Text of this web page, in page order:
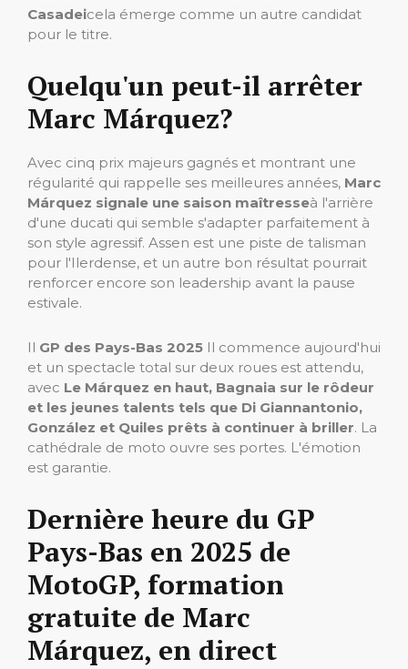
Casadeicela émerge comme un autre candidat
pour le titre.
Quelqu'un peut-il arrêter
Marc Márquez?
Avec cinq prix majeurs gagnés et montrant une
régularité qui rappelle ses meilleures années, Marc
Márquez signale une saison maîtresseà l'arrière
d'une ducati qui semble s'adapter parfaitement à
son style agressif. Assen est une piste de talisman
pour l'Ilerdense, et un autre bon résultat pourrait
renforcer encore son leadership avant la pause
estivale.
Il GP des Pays-Bas 2025 Il commence aujourd'hui
et un spectacle total sur deux roues est attendu,
avec Le Márquez en haut, Bagnaia sur le rôdeur
et les jeunes talents tels que Di Giannantonio,
González et Quiles prêts à continuer à briller. La
cathédrale de moto ouvre ses portes. L'émotion
est garantie.
Dernière heure du GP
Pays-Bas en 2025 de
MotoGP, formation
gratuite de Marc
Márquez, en direct